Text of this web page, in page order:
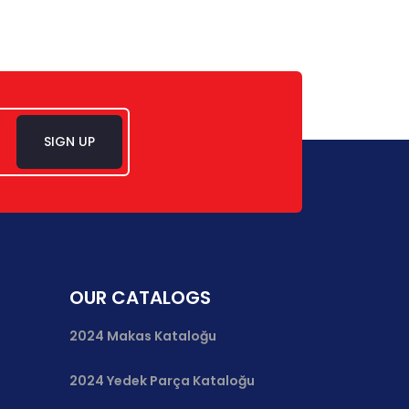
SIGN UP
OUR CATALOGS
2024 Makas Kataloğu
2024 Yedek Parça Kataloğu